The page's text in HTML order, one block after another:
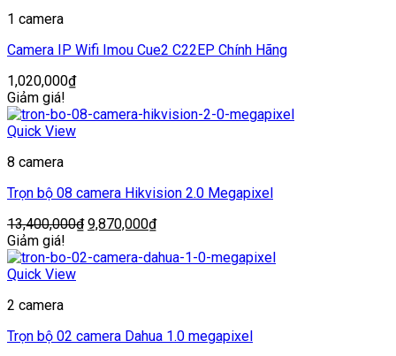
1 camera
Camera IP Wifi Imou Cue2 C22EP Chính Hãng
1,020,000₫
Giảm giá!
Quick View
8 camera
Trọn bộ 08 camera Hikvision 2.0 Megapixel
13,400,000₫ Giá
là:
9,870,000₫Giá
tại
Giảm giá!
Quick View
2 camera
Trọn bộ 02 camera Dahua 1.0 megapixel